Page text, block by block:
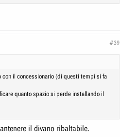
#39
il concessionario (di questi tempi si fa
quanto spazio si perde installando il
il divano ribaltabile.